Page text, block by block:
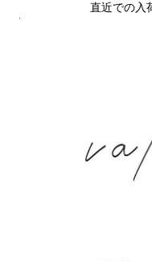
直近での入